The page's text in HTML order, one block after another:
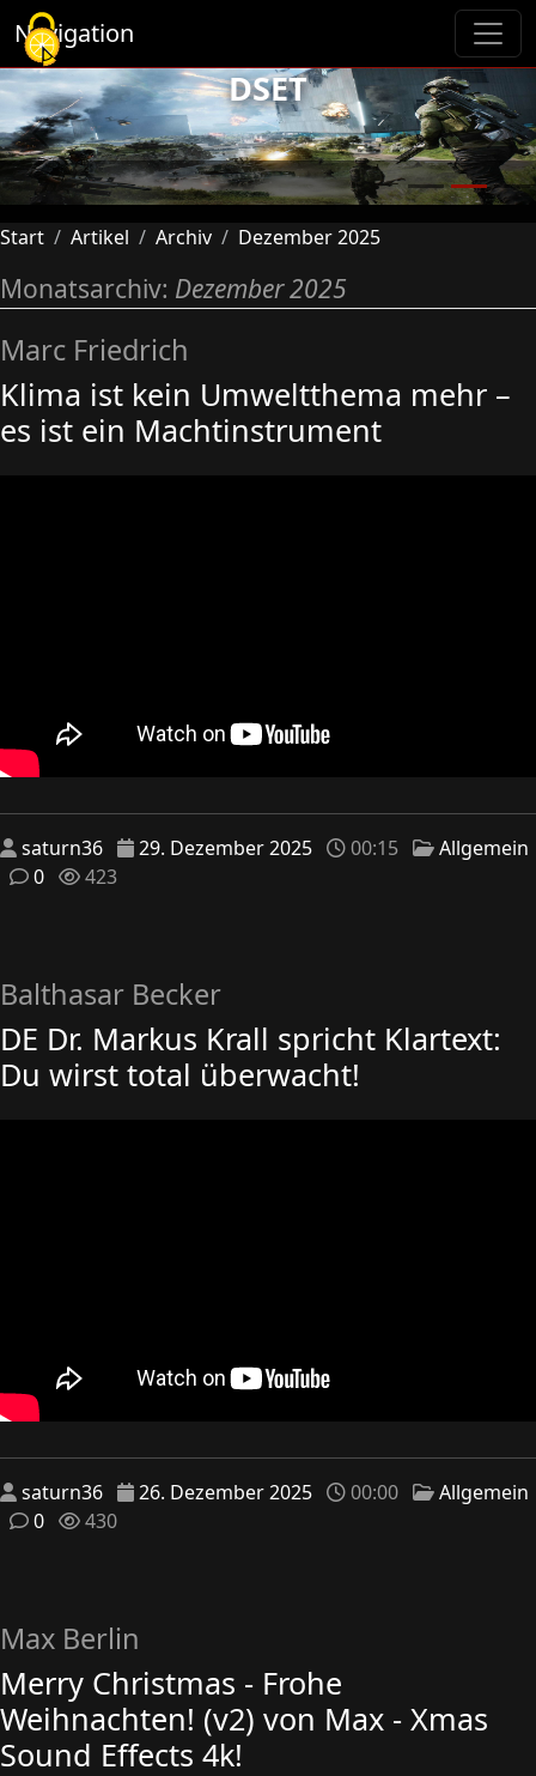
Navigation
Previous Next
DSET
Start Artikel Archiv Dezember 2025
Monatsarchiv: Dezember 2025
Marc Friedrich
Klima ist kein Umweltthema mehr –
es ist ein Machtinstrument
saturn36 29. Dezember 2025 00:15
Allgemein
0
423
Balthasar Becker
DE Dr. Markus Krall spricht Klartext:
Du wirst total überwacht!
saturn36 26. Dezember 2025 00:00
Allgemein
0
430
Max Berlin
Merry Christmas - Frohe
Weihnachten! (v2) von Max - Xmas
Sound Effects 4k!
Cookie-Einstellungen